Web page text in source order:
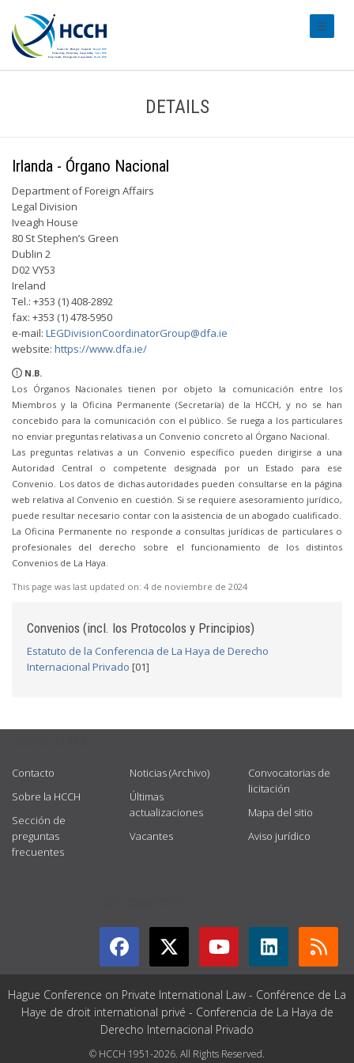
DETAILS
Irlanda - Órgano Nacional
Department of Foreign Affairs
Legal Division
Iveagh House
80 St Stephen’s Green
Dublin 2
D02 VY53
Ireland
Tel.: +353 (1) 408-2892
fax: +353 (1) 478-5950
e-mail: LEGDivisionCoordinatorGroup@dfa.ie
website: https://www.dfa.ie/
N.B.
Los Órganos Nacionales tienen por objeto la comunicación entre los
Miembros y la Oficina Permanente (Secretaría) de la HCCH, y no se han
concebido para la comunicación con el público. Se ruega a los particulares
no enviar preguntas relativas a un Convenio concreto al Órgano Nacional.
Las preguntas relativas a un Convenio específico pueden dirigirse a una
Autoridad Central o competente designada por un Estado para ese
Convenio. Los datos de dichas autoridades pueden consultarse en la página
web relativa al Convenio en cuestión. Si se requiere asesoramiento jurídico,
puede resultar necesario contar con la asistencia de un abogado cualificado.
La Oficina Permanente no responde a consultas jurídicas de particulares o
profesionales del derecho sobre el funcionamiento de los distintos
Convenios de La Haya.
This page was last updated on: 4 de noviembre de 2024
Convenios (incl. los Protocolos y Principios)
Estatuto de la Conferencia de La Haya de Derecho
Internacional Privado [01]
Contacto
Sobre la HCCH
Sección de
preguntas
frecuentes
Noticias (Archivo)
Últimas
actualizaciones
Vacantes
Convocatorias de
licitación
Mapa del sitio
Aviso jurídico
Hague Conference on Private International Law - Conférence de La
Haye de droit international privé - Conferencia de La Haya de
Derecho Internacional Privado
© HCCH 1951-2026. All Rights Reserved.